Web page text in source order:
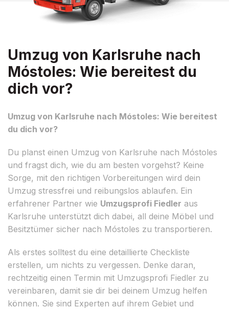
Umzug von Karlsruhe nach
Móstoles: Wie bereitest du
dich vor?
Umzug von Karlsruhe nach Móstoles: Wie bereitest
du dich vor?
Du planst einen Umzug von Karlsruhe nach Móstoles
und fragst dich, wie du am besten vorgehst? Keine
Sorge, mit den richtigen Vorbereitungen wird dein
Umzug stressfrei und reibungslos ablaufen. Ein
erfahrener Partner wie Umzugsprofi Fiedler aus
Karlsruhe unterstützt dich dabei, all deine Möbel und
Besitztümer sicher nach Móstoles zu transportieren.
Als erstes solltest du eine detaillierte Checkliste
erstellen, um nichts zu vergessen. Denke daran,
rechtzeitig einen Termin mit Umzugsprofi Fiedler zu
vereinbaren, damit sie dir bei deinem Umzug helfen
können. Sie sind Experten auf ihrem Gebiet und